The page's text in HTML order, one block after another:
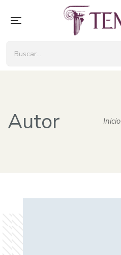
Autor Inicio